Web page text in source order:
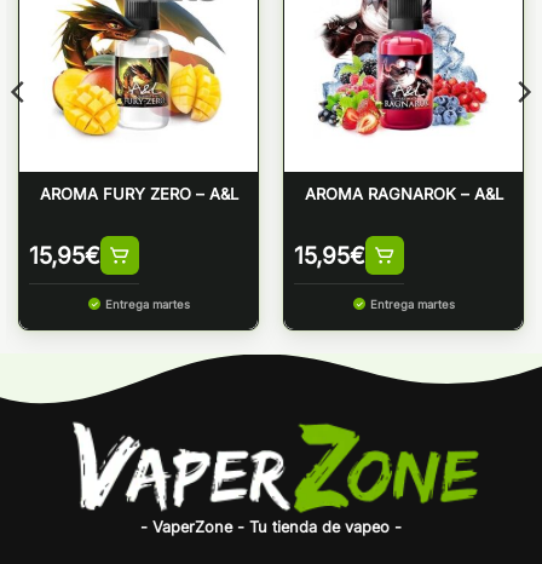
AROMA FURY ZERO – A&L
15,95€
Entrega martes
AROMA RAGNAROK – A&L
15,95€
Entrega martes
- VaperZone - Tu tienda de vapeo -